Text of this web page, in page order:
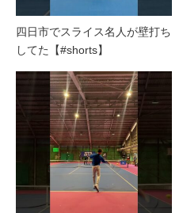
四日市でスライス名人が壁打ち
してた【#shorts】